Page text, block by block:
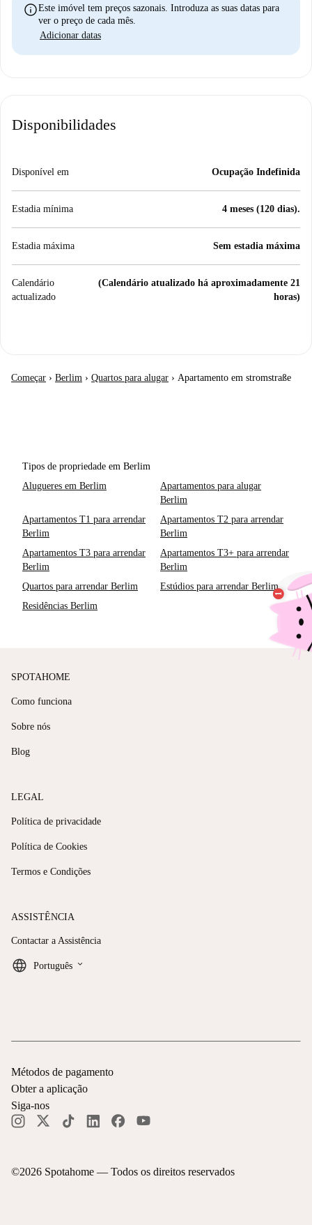
infoEste imóvel tem preços sazonais. Introduza as suas datas para
ver o preço de cada mês.
Adicionar datas
Disponibilidades
Disponível em Ocupação Indefinida
Estadia mínima 4 meses (120 dias).
Estadia máxima Sem estadia máxima
Calendário
actualizado
(Calendário atualizado há aproximadamente 21
horas)
Começar › Berlim › Quartos para alugar › Apartamento em stromstraße
Tipos de propriedade em Berlim
Alugueres em Berlim
Apartamentos para alugar
Berlim
Apartamentos T1 para arrendar
Berlim
Apartamentos T2 para arrendar
Berlim
Apartamentos T3 para arrendar
Berlim
Apartamentos T3+ para arrendar
Berlim
Quartos para arrendar Berlim
Estúdios para arrendar Berlim
Residências Berlim
SPOTAHOME
Como funciona
Sobre nós
Blog
LEGAL
Política de privacidade
Política de Cookies
Termos e Condições
ASSISTÊNCIA
Contactar a Assistência
Português keyboard_arrow_down
©2026 Spotahome — Todos os direitos reservados
Métodos de pagamento
Obter a aplicação
Siga-nos